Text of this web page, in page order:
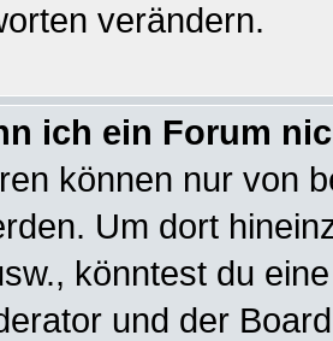
verändern.
ich ein Forum
können nur von
Um dort
könntest du
und der